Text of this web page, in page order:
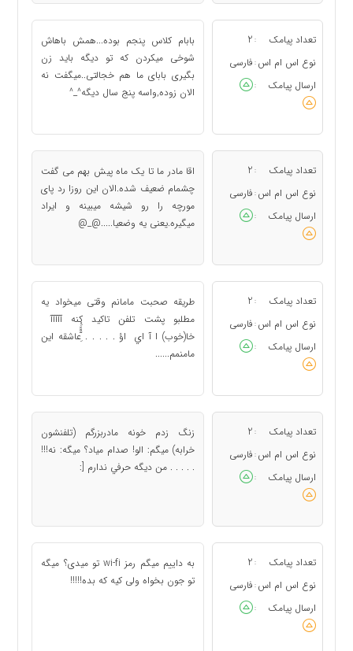
تعداد پیامک :
2
نوع اس ام اس : فارسی
ارسال پیامک
:
بابام کلاس پنجم بوده...همش باهاش
شوخی میکردن که تو دیگه باید زن
بگیری بابای ما هم خجالتی..میگفت نه
الان زوده,واسه پنج سال دیگه^_^
تعداد پیامک :
2
نوع اس ام اس : فارسی
ارسال پیامک
:
اقا مادر ما تا یک ماه پیش بهم می گفت
چشمام ضعیف شده.الان این روزا رد پای
مورچه را رو شیشه میبینه و ایراد
میگیره.یعنی یه وضعیا.....@_@
تعداد پیامک :
2
نوع اس ام اس : فارسی
ارسال پیامک
:
طریقه صحبت مامانم وقتی میخواد یه
مطلبو پشت تلفن تاکید کنه آآآآآ
خا(خوب) ا آ اي اؤ . . . . . ًَُِّّعاشقه این
مامنمم......
تعداد پیامک :
2
نوع اس ام اس : فارسی
ارسال پیامک
:
زنگ زدم خونه مادربزرگم (تلفنشون
خرابه) ميگم: الو! صدام مياد؟ ميگه: نه!!!
. . . . . من ديگه حرفي ندارم [:
تعداد پیامک :
2
نوع اس ام اس : فارسی
ارسال پیامک
:
به داییم میگم رمز wi-fi تو میدی؟ میگه
تو جون بخواه ولی کیه که بده!!!!!